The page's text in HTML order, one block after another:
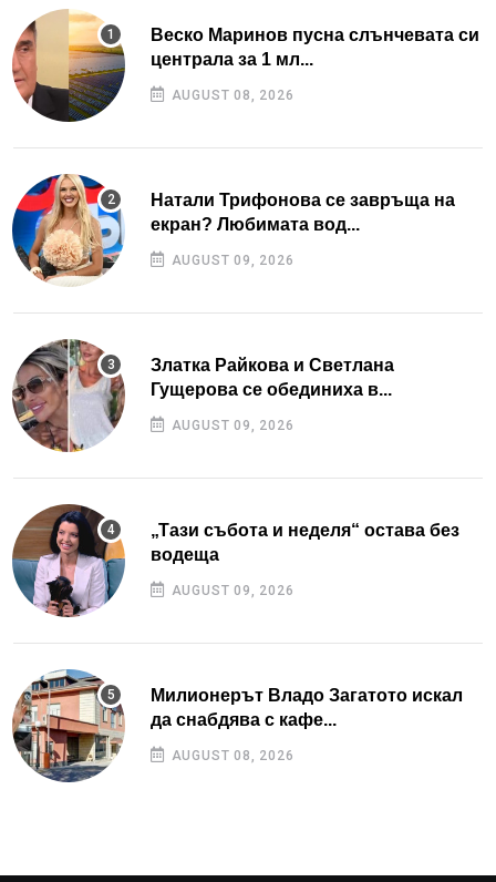
Веско Маринов пусна слънчевата си
централа за 1 мл...
AUGUST 08, 2026
Натали Трифонова се завръща на
екран? Любимата вод...
AUGUST 09, 2026
Златка Райкова и Светлана
Гущерова се обединиха в...
AUGUST 09, 2026
„Тази събота и неделя“ остава без
водеща
AUGUST 09, 2026
Милионерът Владо Загатото искал
да снабдява с кафе...
AUGUST 08, 2026